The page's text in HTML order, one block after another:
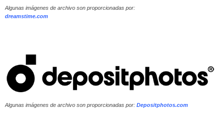
Algunas imágenes de archivo son proporcionadas por:
dreamstime.com
Algunas imágenes de archivo son proporcionadas por: Depositphotos.com